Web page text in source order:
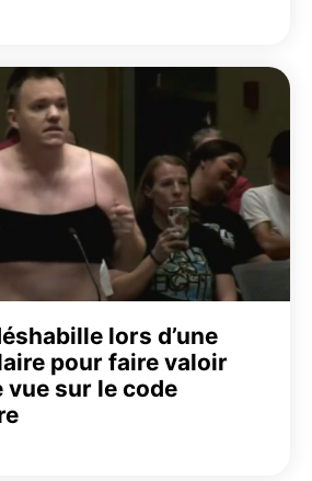
lors d’une
pour faire valoir
vue sur le code